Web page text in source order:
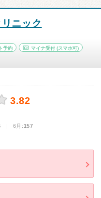
ニック
予約 マイナ受付 (スマホ可)
3.82
| 6月:157